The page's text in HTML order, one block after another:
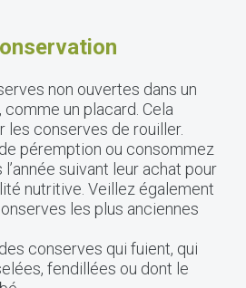
non ouvertes dans un
un placard. Cela
les conserves de rouiller.
péremption ou consommez
suivant leur achat pour
nutritive. Veillez également
les plus anciennes
conserves qui fuient, qui
fendillées ou dont le